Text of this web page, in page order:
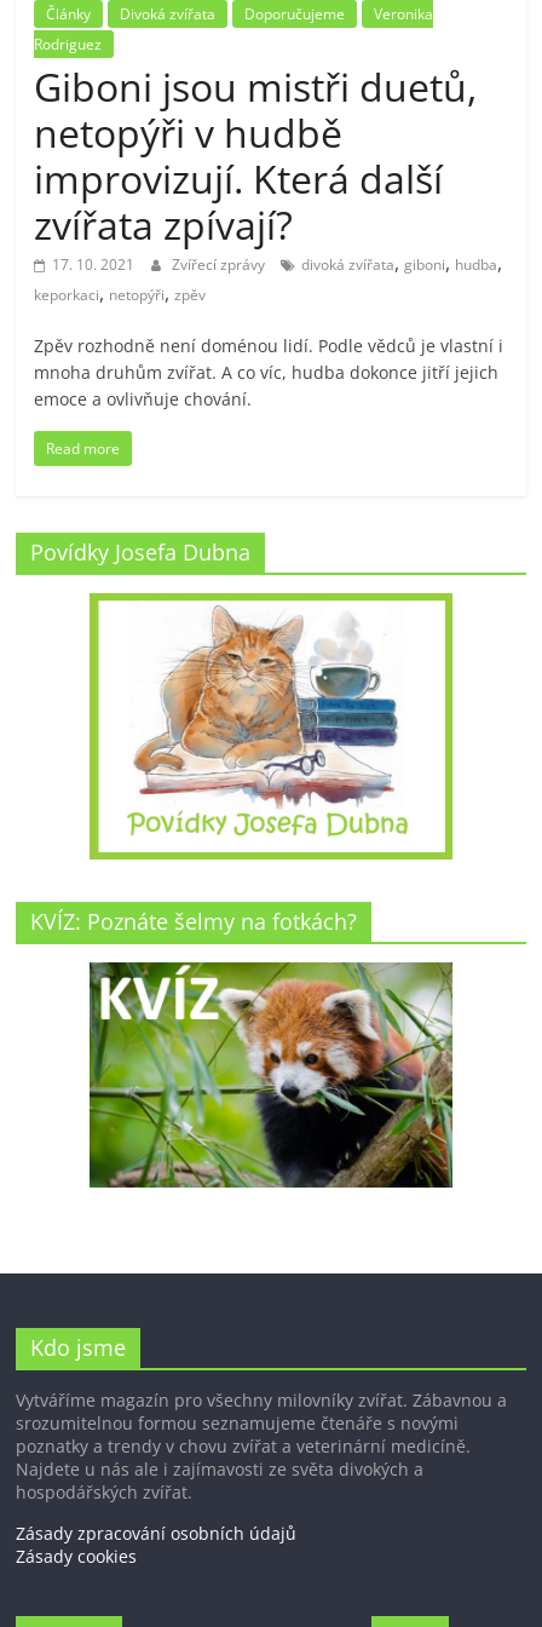
Články Divoká zvířata Doporučujeme
Veronika
Rodriguez
Giboni jsou mistři duetů,
netopýři v hudbě
improvizují. Která další
zvířata zpívají?
17. 10. 2021 Zvířecí zprávy divoká zvířata,giboni, hudba,
keporkaci, netopýři,zpěv
Zpěv rozhodně není doménou lidí. Podle vědců je vlastní i
mnoha druhům zvířat. A co víc, hudba dokonce jitří jejich
emoce a ovlivňuje chování.
Read more
Povídky Josefa Dubna
KVÍZ: Poznáte šelmy na fotkách?
Kdo jsme
Vytváříme magazín pro všechny milovníky zvířat. Zábavnou a
srozumitelnou formou seznamujeme čtenáře s novými
poznatky a trendy v chovu zvířat a veterinární medicíně.
Najdete u nás ale i zajímavosti ze světa divokých a
hospodářských zvířat.
Zásady zpracování osobních údajů
Zásady cookies